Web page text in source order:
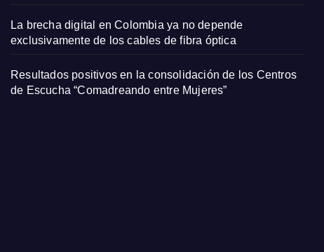
La brecha digital en Colombia ya no depende
exclusivamente de los cables de fibra óptica
Resultados positivos en la consolidación de los Centros
de Escucha “Comadreando entre Mujeres”